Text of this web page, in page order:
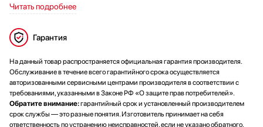
Читать подробнее
Гарантия
На данный товар распространяется официальная гарантия производителя.
Обслуживание в течение всего гарантийного срока осуществляется
авторизованными сервисными центрами производителя в соответствии с
требованиями, указанными в Законе РФ «О защите прав потребителей».
Обратите внимание:гарантийный срок и установленный производителем
срок службы — это разные понятия. Изготовитель принимает на себя
ответственность по устранению неисправностей, если не указано обратного.